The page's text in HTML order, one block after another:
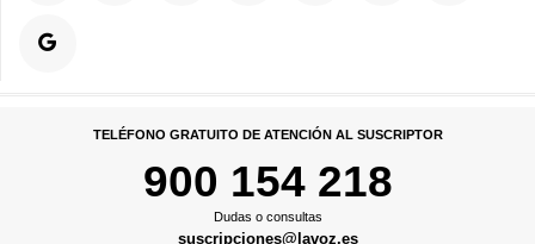
TELÉFONO GRATUITO DE ATENCIÓN AL SUSCRIPTOR
900 154 218
Dudas o consultas
suscripciones@lavoz.es